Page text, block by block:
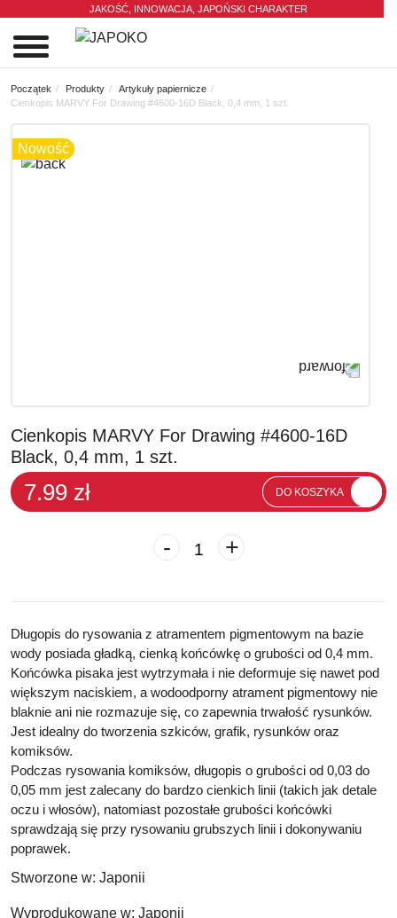
JAKOŚĆ, INNOWACJA, JAPOŃSKI CHARAKTER
Początek Produkty
Artykuły papiernicze
Cienkopis MARVY For Drawing #4600-16D Black, 0,4 mm, 1 szt.
Nowość
Cienkopis MARVY For Drawing #4600-16D
Black, 0,4 mm, 1 szt.
7.99 zł DO KOSZYKA
- +
Długopis do rysowania z atramentem pigmentowym na bazie
wody posiada gładką, cienką końcówkę o grubości od 0,4 mm.
Końcówka pisaka jest wytrzymała i nie deformuje się nawet pod
większym naciskiem, a wodoodporny atrament pigmentowy nie
blaknie ani nie rozmazuje się, co zapewnia trwałość rysunków.
Jest idealny do tworzenia szkiców, grafik, rysunków oraz
komiksów.
Podczas rysowania komiksów, długopis o grubości od 0,03 do
0,05 mm jest zalecany do bardzo cienkich linii (takich jak detale
oczu i włosów), natomiast pozostałe grubości końcówki
sprawdzają się przy rysowaniu grubszych linii i dokonywaniu
poprawek.
Stworzone w: Japonii
Wyprodukowane w: Japonii